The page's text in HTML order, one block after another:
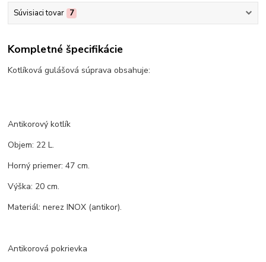
Súvisiaci tovar 7
Kompletné špecifikácie
Kotlíková gulášová súprava obsahuje:
Antikorový kotlík
Objem: 22 L.
Horný priemer: 47 cm.
Výška: 20 cm.
Materiál: nerez INOX (antikor).
Antikorová pokrievka